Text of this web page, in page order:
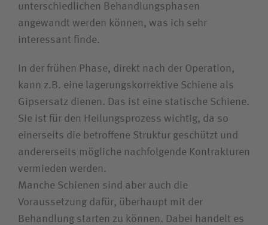
unterschiedlichen Behandlungsphasen
angewandt werden können, was ich sehr
interessant finde.
In der frühen Phase, direkt nach der Operation,
kann z.B. eine lagerungskorrektive Schiene als
Gipsersatz dienen. Das ist eine statische Schiene.
Sie ist für den Heilungsprozess wichtig, da so
einerseits die betroffene Struktur geschützt und
andererseits mögliche nachfolgende Kontrakturen
vermieden werden.
Manche Schienen sind aber auch die
Voraussetzung dafür, überhaupt mit der
Behandlung starten zu können. Dabei handelt es